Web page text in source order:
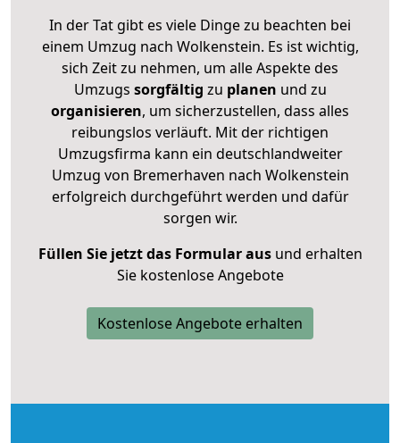
In der Tat gibt es viele Dinge zu beachten bei
einem Umzug nach Wolkenstein. Es ist wichtig,
sich Zeit zu nehmen, um alle Aspekte des
Umzugs sorgfältig zu planen und zu
organisieren, um sicherzustellen, dass alles
reibungslos verläuft. Mit der richtigen
Umzugsfirma kann ein deutschlandweiter
Umzug von Bremerhaven nach Wolkenstein
erfolgreich durchgeführt werden und dafür
sorgen wir.
Füllen Sie jetzt das Formular ausund erhalten
Sie kostenlose Angebote
Kostenlose Angebote erhalten